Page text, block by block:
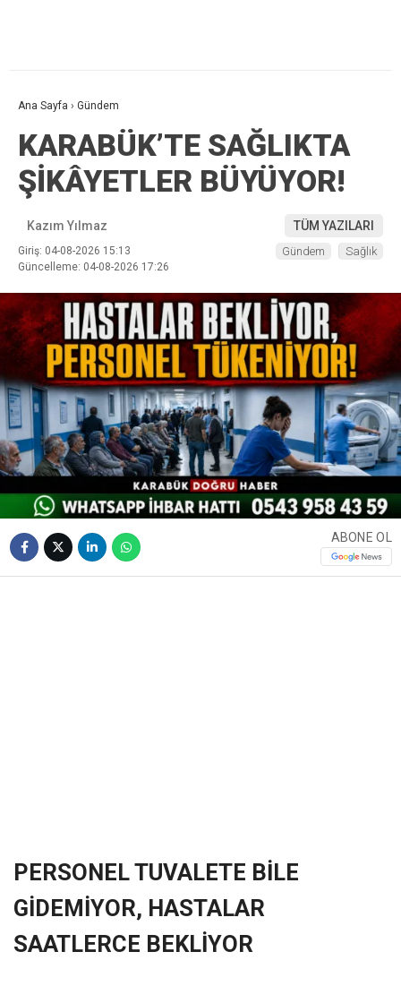
Ana Sayfa › Gündem
KARABÜK’TE SAĞLIKTA
ŞİKÂYETLER BÜYÜYOR!
Kazım Yılmaz TÜM YAZILARI
Giriş: 04-08-2026 15:13
Güncelleme: 04-08-2026 17:26
Gündem Sağlık
ABONE OL
PERSONEL TUVALETE BİLE
GİDEMİYOR, HASTALAR
SAATLERCE BEKLİYOR